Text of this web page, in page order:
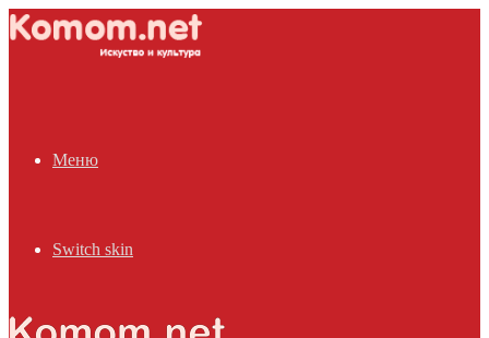
Меню
Switch skin